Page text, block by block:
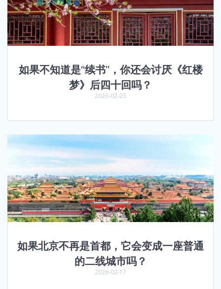
如果不知道是“续书”，你还会讨厌《红楼
梦》后四十回吗？
2026-02-23
如果北京不再是首都，它会变成一座普通
的二线城市吗？
2026-02-17